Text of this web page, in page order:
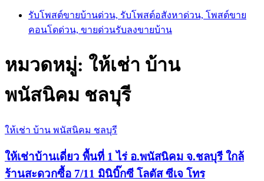
รับโพสต์ขายบ้านด่วน, รับโพสต์อสังหาด่วน, โพสต์ขาย
คอนโดด่วน, ขายด่วนรับลงขายบ้าน
หมวดหมู่: ให้เช่า บ้าน
พนัสนิคม ชลบุรี
ให้เช่า บ้าน พนัสนิคม ชลบุรี
ให้เช่าบ้านเดี่ยว พื้นที่ 1 ไร่ อ.พนัสนิคม จ.ชลบุรี ใกล้
ร้านสะดวกซื้อ 7/11 มินิบิ๊กซี โลตัส ซีเจ โทร